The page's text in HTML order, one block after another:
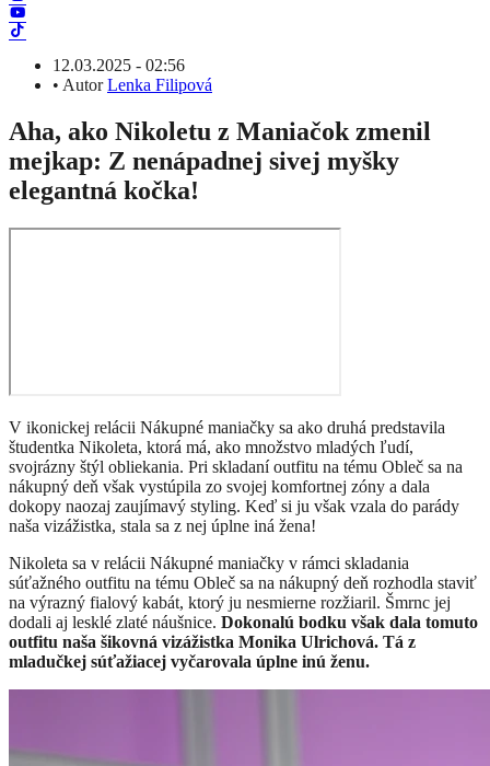
12.03.2025 - 02:56
• AutorLenka Filipová
Aha, ako Nikoletu z Maniačok zmenil
mejkap: Z nenápadnej sivej myšky
elegantná kočka!
V ikonickej relácii Nákupné maniačky sa ako druhá predstavila
študentka Nikoleta, ktorá má, ako množstvo mladých ľudí,
svojrázny štýl obliekania. Pri skladaní outfitu na tému Obleč sa na
nákupný deň však vystúpila zo svojej komfortnej zóny a dala
dokopy naozaj zaujímavý styling. Keď si ju však vzala do parády
naša vizážistka, stala sa z nej úplne iná žena!
Nikoleta sa v relácii Nákupné maniačky v rámci skladania
súťažného outfitu na tému Obleč sa na nákupný deň rozhodla staviť
na výrazný fialový kabát, ktorý ju nesmierne rozžiaril. Šmrnc jej
dodali aj lesklé zlaté náušnice. Dokonalú bodku však dala tomuto
outfitu naša šikovná vizážistka Monika Ulrichová. Tá z
mladučkej súťažiacej vyčarovala úplne inú ženu.